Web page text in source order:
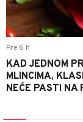
Pre 6 h
KAD JEDNOM
MLINCIMA,
NEĆE PASTI NA